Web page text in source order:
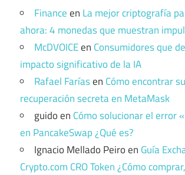
Financeen La mejor criptografía
ahora: 4 monedas que muestran
McDVOICEen Consumidores que
impacto significativo de la IA
Rafael Faríasen Cómo encontrar
recuperación secreta en MetaMask
guidoen Cómo solucionar el error
en PancakeSwap ¿Qué es?
Ignacio Mellado Peiroen Guía
Crypto.com CRO Token ¿Cómo